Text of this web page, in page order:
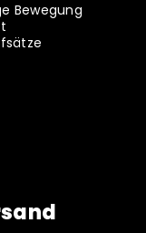
Bewegung